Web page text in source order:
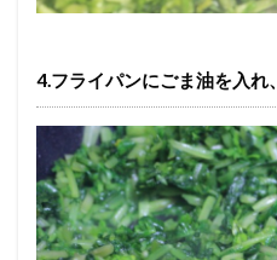
4.フライパンにごま油を入れ